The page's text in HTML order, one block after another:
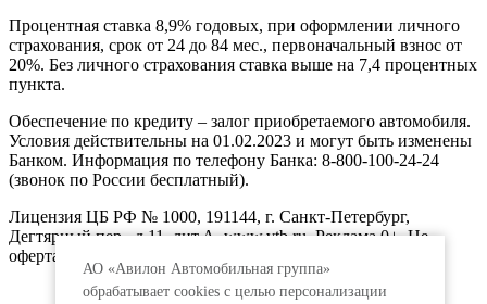
АО «Авилон Автомобильная группа»
обрабатывает cookies с целью персонализации
Процентная ставка 8,9% годовых, при оформлении личного
страхования, срок от 24 до 84 мес., первоначальный взнос от
20%. Без личного страхования ставка выше на 7,4 процентных
пункта.
Обеспечение по кредиту – залог приобретаемого автомобиля.
Условия действительны на 01.02.2023 и могут быть изменены
Банком. Информация по телефону Банка: 8-800-100-24-24
(звонок по России бесплатный).
Лицензия ЦБ РФ № 1000, 191144, г. Санкт-Петербург,
Дегтярный пер., д.11, лит.А. www.vtb.ru. Реклама 0+. Не
оферта.